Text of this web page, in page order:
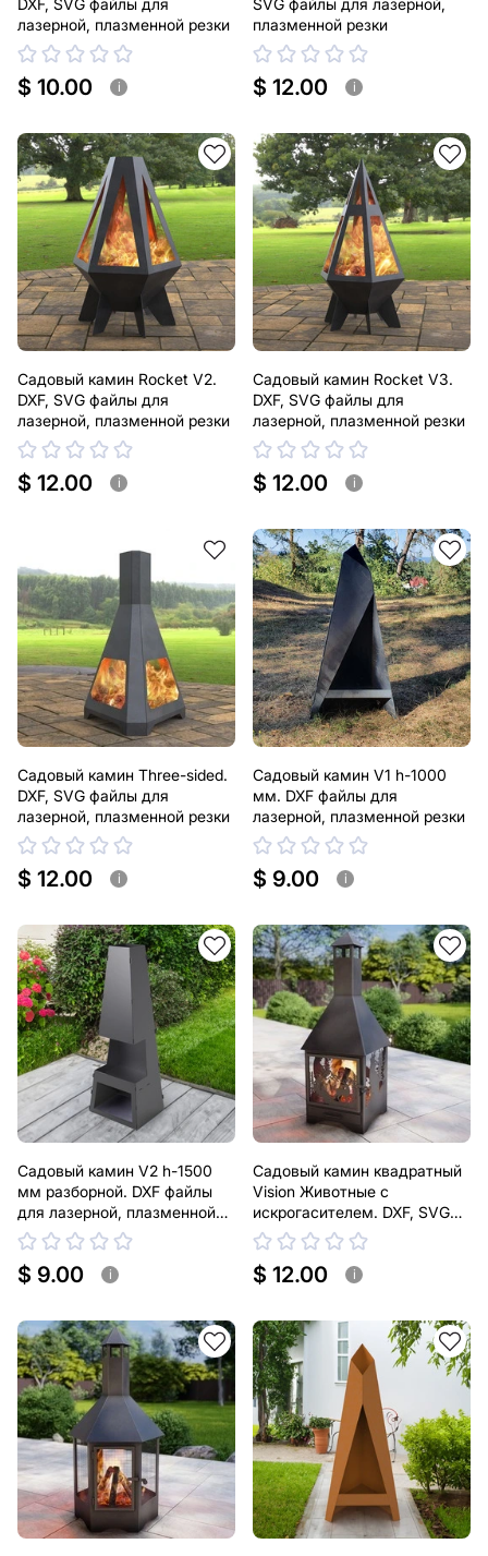
DXF, SVG файлы для
лазерной, плазменной резки
$ 10.00 i
SVG файлы для лазерной,
плазменной резки
$ 12.00 i
Садовый камин Rocket V2.
DXF, SVG файлы для
лазерной, плазменной резки
$ 12.00 i
Садовый камин Rocket V3.
DXF, SVG файлы для
лазерной, плазменной резки
$ 12.00 i
Садовый камин Three-sided.
DXF, SVG файлы для
лазерной, плазменной резки
$ 12.00 i
Садовый камин V1 h-1000
мм. DXF файлы для
лазерной, плазменной резки
$ 9.00 i
Садовый камин V2 h-1500
мм разборной. DXF файлы
для лазерной, плазменной
резки
$ 9.00 i
Садовый камин квадратный
Vision Животные с
искрогасителем. DXF, SVG
файлы для плазменной,
лазерной резки
$ 12.00 i